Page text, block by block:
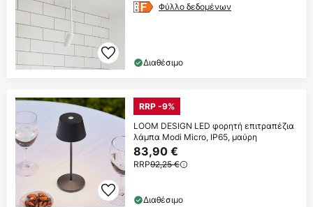
Φύλλο δεδομένων
Διαθέσιμο
RRP -9%
LOOM DESIGN LED φορητή επιτραπέζια
λάμπα Modi Micro, IP65, μαύρη
83,90 €
RRP92,25 €
Διαθέσιμο